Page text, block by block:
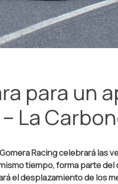
para un
La
Racing celebrará
tiempo, forma parte
el desplazamiento de los